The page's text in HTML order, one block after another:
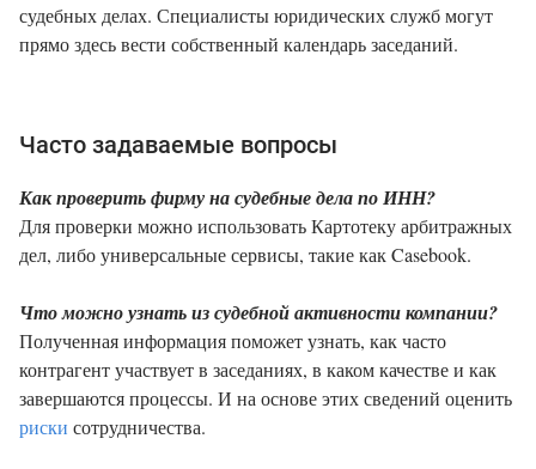
судебных делах. Специалисты юридических служб могут
прямо здесь вести собственный календарь заседаний.
Часто задаваемые вопросы
Как проверить фирму на судебные дела по ИНН?
Для проверки можно использовать Картотеку арбитражных
дел, либо универсальные сервисы, такие как Casebook.
Что можно узнать из судебной активности компании?
Полученная информация поможет узнать, как часто
контрагент участвует в заседаниях, в каком качестве и как
завершаются процессы. И на основе этих сведений оценить
риски сотрудничества.